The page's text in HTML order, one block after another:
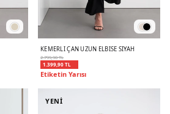
KEMERLI ÇAN UZUN ELBISE SIYAH
2.799,90 TL
1.399,90 TL
Etiketin Yarısı
YENİ